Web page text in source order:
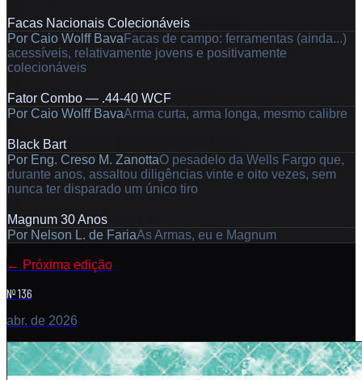
Facas Nacionais Colecionáveis
Por Caio Wolff Bava Facas de campo: ferramentas (ainda...)
acessíveis, relativamente jovens e positivamente
colecionáveis
Fator Combo — .44-40 WCF
Por Caio Wolff BavaArma curta, arma longa, mesmo calibre
Black BartHistória, Personagens e Armas
Por Eng. Creso M. ZanottaO pesadelo da Wells Fargo que,
durante anos, assaltou diligências vinte e oito vezes, sem
nunca ter disparado um único tiro
Magnum 30 Anos
Por Nelson L. de FariaAs Armas, eu e Magnum
← Próxima edição
Nº 136
abr. de 2026